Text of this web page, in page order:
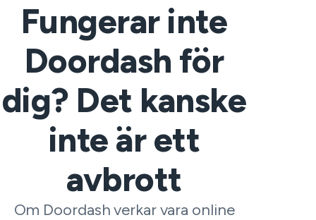
Fungerar inte
Doordash för
dig? Det kanske
inte är ett
avbrott
Om Doordash verkar vara online